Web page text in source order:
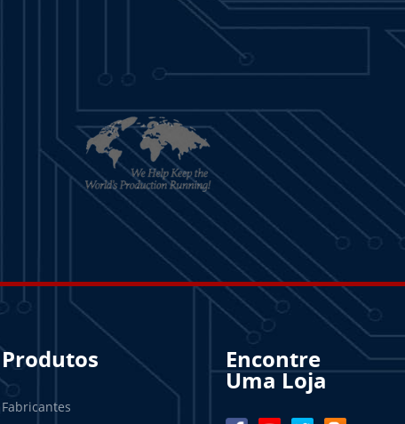
Produtos
Fabricantes
Encontre
Uma Loja